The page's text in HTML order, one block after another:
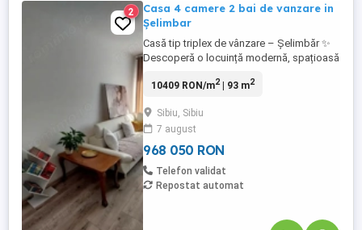
2
Casa 4 camere 2 bai de vanzare in
Șelimbar
Casă tip triplex de vânzare – Șelimbăr ✨
Descoperă o locuință modernă, spațioasă
zonă liniștită din Șelimbăr – perfectă
Curte liberă 35 mp 4 camere – living
generos și 3 dormitoare luminoase 2 băi,
1 bucătărie ...
10409 RON/m2| 93 m2
Sibiu, Sibiu
7 august
968 050 RON
Telefon validat
Repostat automat